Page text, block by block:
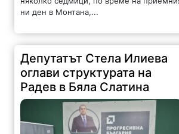
ни ден в Монтана,...
Депутатът Стела Илиева
оглави структурата на
Радев в Бяла Слатина